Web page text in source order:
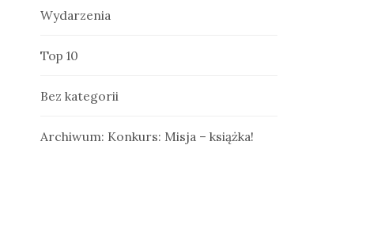
Wydarzenia
Top 10
Bez kategorii
Archiwum: Konkurs: Misja – książka!